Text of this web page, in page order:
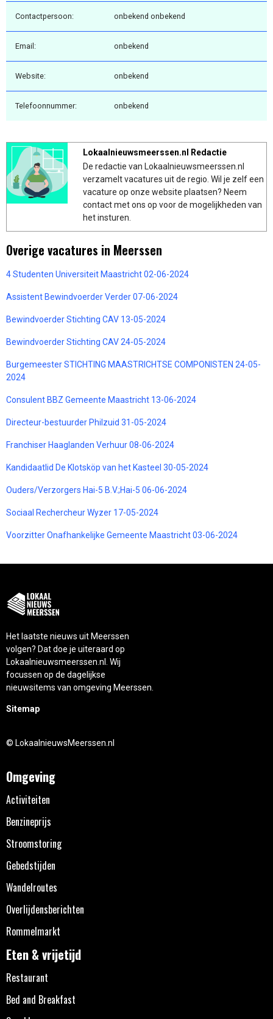
Contactpersoon: onbekend onbekend
Email: onbekend
Website: onbekend
Telefoonnummer: onbekend
Lokaalnieuwsmeerssen.nl Redactie
De redactie van Lokaalnieuwsmeerssen.nl
verzamelt vacatures uit de regio. Wil je zelf een
vacature op onze website plaatsen? Neem
contact met ons op voor de mogelijkheden van
het insturen.
Overige vacatures in Meerssen
4 Studenten Universiteit Maastricht 02-06-2024
Assistent Bewindvoerder Verder 07-06-2024
Bewindvoerder Stichting CAV 13-05-2024
Bewindvoerder Stichting CAV 24-05-2024
Burgemeester STICHTING MAASTRICHTSE COMPONISTEN 24-05-
2024
Consulent BBZ Gemeente Maastricht 13-06-2024
Directeur-bestuurder Philzuid 31-05-2024
Franchiser Haaglanden Verhuur 08-06-2024
Kandidaatlid De Klotsköp van het Kasteel 30-05-2024
Ouders/Verzorgers Hai-5 B.V.;Hai-5 06-06-2024
Sociaal Rechercheur Wyzer 17-05-2024
Voorzitter Onafhankelijke Gemeente Maastricht 03-06-2024
Het laatste nieuws uit Meerssen
volgen? Dat doe je uiteraard op
Lokaalnieuwsmeerssen.nl. Wij
focussen op de dagelijkse
nieuwsitems van omgeving Meerssen.
Sitemap
© LokaalnieuwsMeerssen.nl
Omgeving
Activiteiten
Benzineprijs
Stroomstoring
Gebedstijden
Wandelroutes
Overlijdensberichten
Rommelmarkt
Eten & vrijetijd
Restaurant
Bed and Breakfast